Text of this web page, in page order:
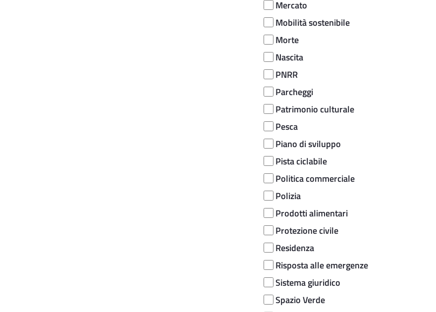
Mercato
Mobilità sostenibile
Morte
Nascita
PNRR
Parcheggi
Patrimonio culturale
Pesca
Piano di sviluppo
Pista ciclabile
Politica commerciale
Polizia
Prodotti alimentari
Protezione civile
Residenza
Risposta alle emergenze
Sistema giuridico
Spazio Verde